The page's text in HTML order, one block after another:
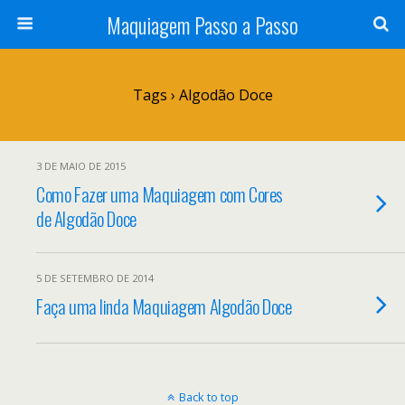
Maquiagem Passo a Passo
Tags › Algodão Doce
3 DE MAIO DE 2015
Como Fazer uma Maquiagem com Cores
de Algodão Doce
5 DE SETEMBRO DE 2014
Faça uma linda Maquiagem Algodão Doce
Back to top